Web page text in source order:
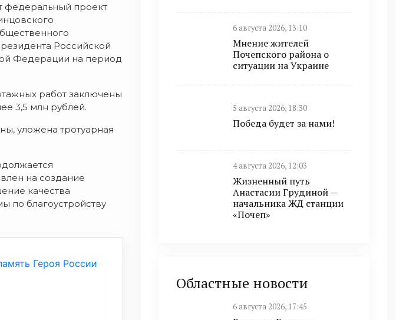
федеральный проект
Российской
Федерации на период
работ заключены
3,5 млн рублей.
уложена тротуарная
на создание
качества
по благоустройству
6 августа 2026, 13:10
Мнение жителей
Почепского района о
ситуации на Украине
5 августа 2026, 18:30
Победа будет за нами!
4 августа 2026, 12:03
Жизненный путь
Анастасии Грудиной —
начальника ЖД станции
«Почеп»
Областные новости
6 августа 2026, 17:45